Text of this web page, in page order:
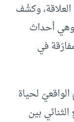
وكشْف
وهي أحداث
في
لحياة
بين